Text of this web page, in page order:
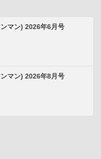
マン) 2026年6月号
マン) 2026年8月号